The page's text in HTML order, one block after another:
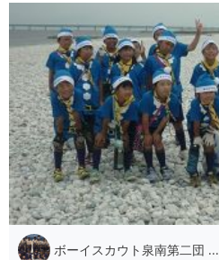
ボーイスカウト泉南第二団 ...